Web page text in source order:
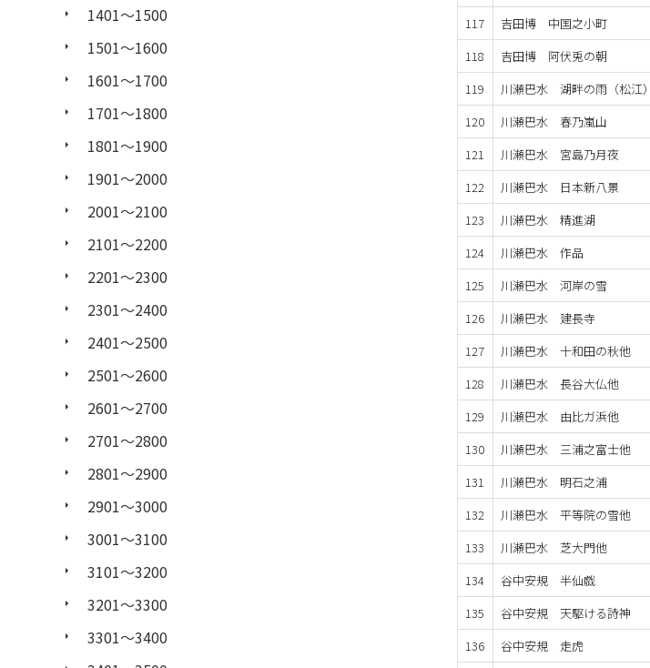
1401〜1500
1501〜1600
1601〜1700
1701〜1800
1801〜1900
1901〜2000
2001〜2100
2101〜2200
2201〜2300
2301〜2400
2401〜2500
2501〜2600
2601〜2700
2701〜2800
2801〜2900
2901〜3000
3001〜3100
3101〜3200
3201〜3300
3301〜3400
117
吉田博 中国之小町
118
吉田博 阿伏兎の朝
119
川瀬巴水 湖畔の雨（松江）
120
川瀬巴水 春乃嵐山
121
川瀬巴水 宮島乃月夜
122
川瀬巴水 日本新八景
123
川瀬巴水 精進湖
124
川瀬巴水 作品
125
川瀬巴水 河岸の雪
126
川瀬巴水 建長寺
127
川瀬巴水 十和田の秋他
128
川瀬巴水 長谷大仏他
129
川瀬巴水 由比ガ浜他
130
川瀬巴水 三浦之富士他
131
川瀬巴水 明石之浦
132
川瀬巴水 平等院の雪他
133
川瀬巴水 芝大門他
134
谷中安規 半仙戯
135
谷中安規 天駆ける詩神
136
谷中安規 走虎